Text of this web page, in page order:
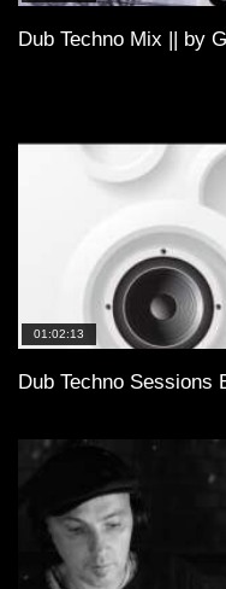
Dub Techno Mix || by
01:02:13
Dub Techno Sessions